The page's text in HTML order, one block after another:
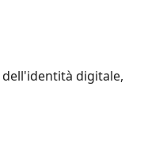
dell'identità digitale,